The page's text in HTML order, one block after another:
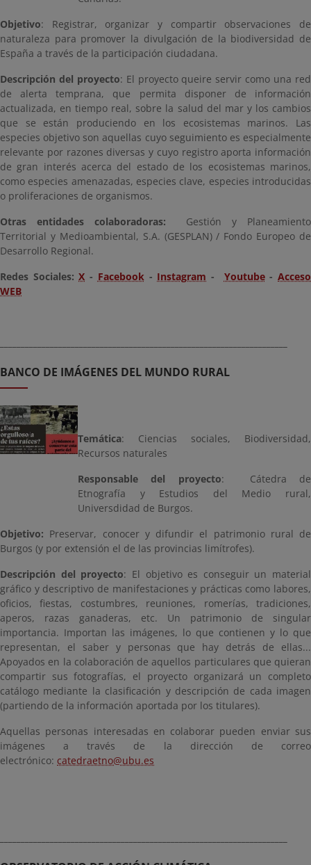
Objetivo: Registrar, organizar y compartir observaciones de
naturaleza para promover la divulgación de la biodiversidad de
España a través de la participación ciudadana.
Descripción del proyecto: El proyecto queire servir como una red
de alerta temprana, que permita disponer de información
actualizada, en tiempo real, sobre la salud del mar y los cambios
que se están produciendo en los ecosistemas marinos. Las
especies objetivo son aquellas cuyo seguimiento es especialmente
relevante por razones diversas y cuyo registro aporta información
de gran interés acerca del estado de los ecosistemas marinos,
como especies amenazadas, especies clave, especies introducidas
o proliferaciones de organismos.
Otras entidades colaboradoras: Gestión y Planeamiento
Territorial y Medioambiental, S.A. (GESPLAN) / Fondo Europeo de
Desarrollo Regional.
Redes Sociales:X - Facebook- Instagram - Youtube-Acceso
WEB
BANCO DE IMÁGENES DEL MUNDO RURAL
Temática: Ciencias sociales, Biodiversidad,
Recursos naturales
Responsable del proyecto: Cátedra de
Etnografía y Estudios del Medio rural,
Universdidad de Burgos.
Objetivo: Preservar, conocer y difundir el patrimonio rural de
Burgos (y por extensión el de las provincias limítrofes).
Descripción del proyecto: El objetivo es conseguir un material
gráfico y descriptivo de manifestaciones y prácticas como labores,
oficios, fiestas, costumbres, reuniones, romerías, tradiciones,
aperos, razas ganaderas, etc. Un patrimonio de singular
importancia. Importan las imágenes, lo que contienen y lo que
representan, el saber y personas que hay detrás de ellas...
Apoyados en la colaboración de aquellos particulares que quieran
compartir sus fotografías, el proyecto organizará un completo
catálogo mediante la clasificación y descripción de cada imagen
(partiendo de la información aportada por los titulares).
Aquellas personas interesadas en colaborar pueden enviar sus
imágenes a través de la dirección de correo
electrónico: catedraetno@ubu.es